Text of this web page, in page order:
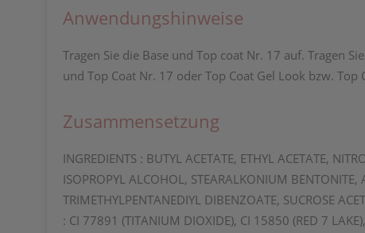
Anwendungshinweise
Tragen Sie die Base und Top coat Nr. 17 auf. Tragen
und Top Coat Nr. 17 oder Top Coat Gel Look bzw. Top
Zusammensetzung
INGREDIENTS : BUTYL ACETATE, ETHYL ACETATE,
ISOPROPYL ALCOHOL, STEARALKONIUM BENTONITE,
TRIMETHYLPENTANEDIYL DIBENZOATE, SUCROSE
: CI 77891 (TITANIUM DIOXIDE), CI 15850 (RED 7